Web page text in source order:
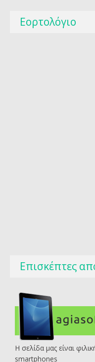
Εορτολόγιο
Επισκέπτες
Η σελίδα μας είναι
smartphones